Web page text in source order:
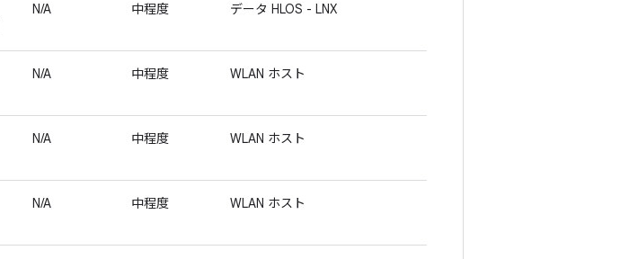
N/A 中程度 データ HLOS - LNX
N/A 中程度 WLAN ホスト
N/A 中程度 WLAN ホスト
N/A 中程度 WLAN ホスト